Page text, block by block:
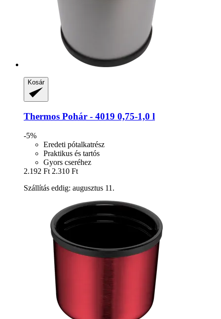
Kosár
Thermos Pohár -​ 4019 0,75-​1,0 l
-5%
Eredeti pótalkatrész
Praktikus és tartós
Gyors cseréhez
2.192 Ft 2.310 Ft
Szállítás eddig: augusztus 11.